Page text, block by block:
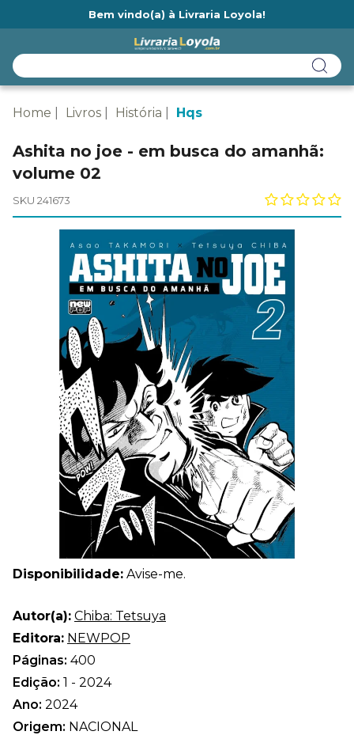
Bem vindo(a) à Livraria Loyola!
Home Livros História Hqs
Ashita no joe - em busca do amanhã:
volume 02
SKU 241673
Disponibilidade: Avise-me.
Autor(a): Chiba: Tetsuya
Editora: NEWPOP
Páginas: 400
Edição: 1 - 2024
Ano: 2024
Origem: NACIONAL